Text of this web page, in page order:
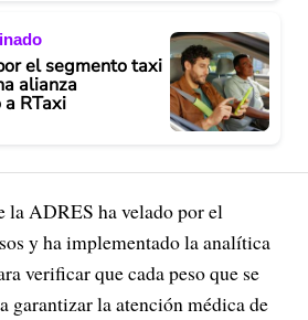
el segmento taxi
alianza
RTaxi
la ADRES ha velado por el
y ha implementado la analítica
verificar que cada peso que se
garantizar la atención médica de